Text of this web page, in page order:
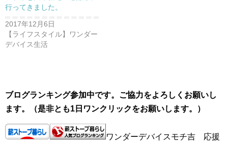
行ってきました。
2017年12月6日
【ライフスタイル】ワンダー
デバイス生活
ブログランキング参加中です。ご協力をよろしくお願いし
ます。（是非とも1日ワンクリックをお願いします。）
ワンダーデバイスモチ吉 応援